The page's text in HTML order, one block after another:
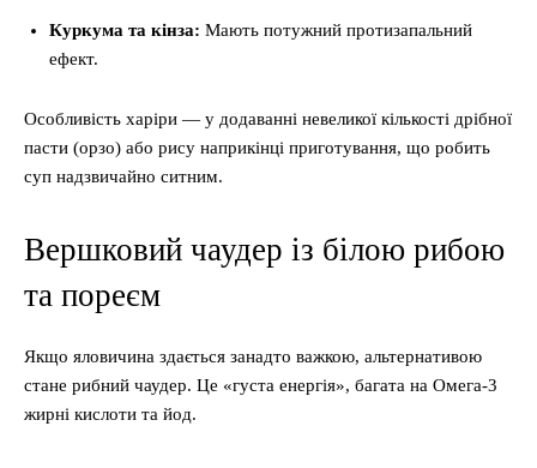
Куркума та кінза: Мають потужний протизапальний
ефект.
Особливість харіри — у додаванні невеликої кількості дрібної
пасти (орзо) або рису наприкінці приготування, що робить
суп надзвичайно ситним.
Вершковий чаудер із білою рибою
та пореєм
Якщо яловичина здається занадто важкою, альтернативою
стане рибний чаудер. Це «густа енергія», багата на Омега-3
жирні кислоти та йод.